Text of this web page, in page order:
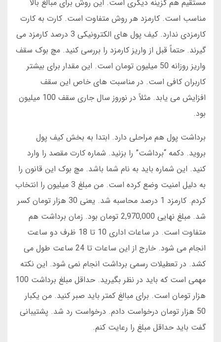
مستقیم هم گزینه دیگری است. این روش برای مبالغ بالا
مناسب است. کارمزد هر روش متفاوت است. کارت به کارت
کارمزدی ندارد. کیف پول های الکترونیکی 3 درصد کارمزد می
گیرند. حتماً قبل از واریز کارمزد را بررسی کنید. مچ بوک سقف
واریز روزانه 50 میلیون تومان است. این مقدار برای بیشتر
کاربران کافی است. در مناسبت های خاص این سقف
افزایش می یابد. مثلاً در نوروز سال جاری سقف 100 میلیون
بود.
برداشت پول هم مراحلی دارد. ابتدا به بخش کیف پول
بروید. دکمه “برداشت” را بزنید. شماره کارت مقصد را وارد
کنید. این شماره باید به نام شما باشد. مچ بوک این قانون را
به دلیل امنیت وضع کرده است. من مبلغ 3 میلیون را انتخاب
کردم. کارمزد 1 درصد محاسبه شد. یعنی 30 هزار تومان کسر
شد. مبلغ نهایی 2,970,000 تومان بود. زمان برداشت هم
متفاوت است. در ساعات اداری 10 تا 18 ظرف دو ساعت
انجام می شود. خارج از این ساعات تا 24 ساعت طول می
کشد. در تعطیلات رسمی برداشت انجام نمی شود. این نکته
مهمی است که باید در نظر بگیرید. حداقل مبلغ برداشت 100
هزار تومان است. برای مبالغ کمتر باید صبر کنید. من یکبار
50 هزار تومان درخواست دادم. درخواست رد شد. پشتیبانی
گفت باید حداقل مبلغ را رعایت کنم.